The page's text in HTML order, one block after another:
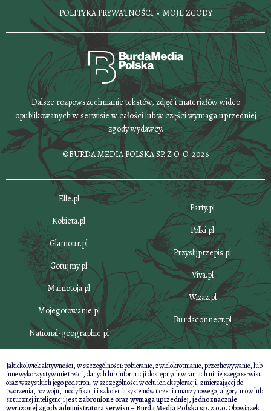
POLITYKA PRYWATNOŚCI
MOJE ZGODY
Dalsze rozpowszechnianie tekstów, zdjęć i materiałów wideo
opublikowanych w serwisie w całości lub w części wymaga uprzedniej
zgody wydawcy.
©BURDA MEDIA POLSKA SP. Z O. O. 2026
Elle.pl
Kobieta.pl
Glamour.pl
Gotujmy.pl
Mamotoja.pl
Mojegotowanie.pl
National-geographic.pl
Party.pl
Polki.pl
Przyslijprzepis.pl
Viva.pl
Wizaz.pl
Burdaconnect.pl
Jakiekolwiek aktywności, w szczególności: pobieranie, zwielokrotnianie, przechowywanie, lub
inne wykorzystywanie treści, danych lub informacji dostępnych w ramach niniejszego serwisu
oraz wszystkich jego podstron, w szczególności w celu ich eksploracji, zmierzającej do
tworzenia, rozwoju, modyfikacji i szkolenia systemów uczenia maszynowego, algorytmów lub
sztucznej inteligencjijest zabronione oraz wymaga uprzedniej, jednoznacznie
wyrażonej zgody administratora serwisu – Burda Media Polska sp. z o.o.Obowiązek